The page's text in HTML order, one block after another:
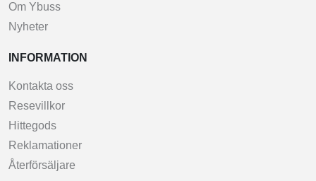
Om Ybuss
Nyheter
INFORMATION
Kontakta oss
Resevillkor
Hittegods
Reklamationer
Återförsäljare